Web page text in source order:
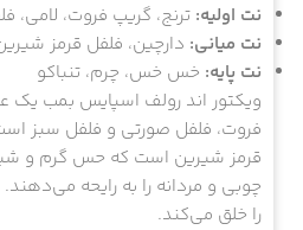
نت اولیه: ترنج، گریپ فروت، لامی،
نت میانی: دارچین، فلفل قرمز
نت پایه: خس خس، چرم، تنباکو
ویکتور اند رولف اسپایس بمب یک
فروت، فلفل صورتی و فلفل سبز
قرمز شیرین است که حس گرم و
چوبی و مردانه را به رایحه
را خلق می‌کند.